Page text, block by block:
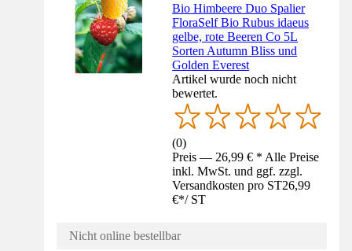
Bio Himbeere Duo Spalier
FloraSelf Bio Rubus idaeus
gelbe, rote Beeren Co 5L
Sorten Autumn Bliss und
Golden Everest
Artikel wurde noch nicht
bewertet.
(0)
Preis — 26,99 € * Alle Preise
inkl. MwSt. und ggf. zzgl.
Versandkosten pro ST26,99
€*/ ST
Nicht online bestellbar